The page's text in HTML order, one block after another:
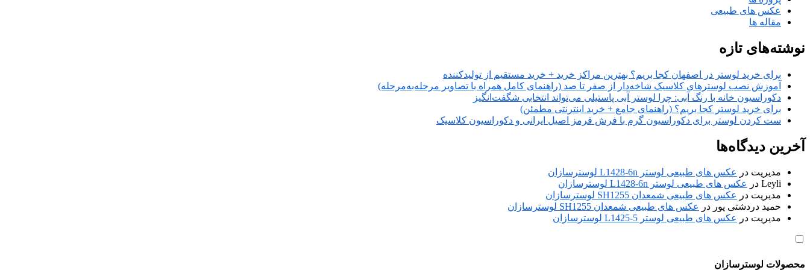
عکس های طبیعی
مقاله ها
نوشته‌های تازه
برای خرید لوستر در اصفهان کجا بریم؟ بهترین مراکز خرید + خرید مستقیم از تولیدکننده
آموزش نصب لوسترهای کلاسیک شاخه‌دار از صفر تا صد (راهنمای کامل همراه با تصاویر مرحله‌به‌مرحله)
دکوراسیون خانه با رنگ آبی: چرا لوستر آبی پاستیلی می‌تواند انتخابی شگفت‌انگیز
برای خرید لوستر کجا بریم؟ (راهنمای جامع + خرید اینترنتی مطمئن)
ست کردن لوستر برای دکوراسیون گرم با فرش قرمز اصیل ایرانی و دکوراسیون کلاسیک
آخرین دیدگاه‌ها
مدیریت در
عکس های طبیعی لوستر L1428-6n لوسترسازان
Leyli در
عکس های طبیعی لوستر L1428-6n لوسترسازان
مدیریت در
عکس های طبیعی شمعدان SH1255 لوسترسازان
حمید دردشتی پور در
عکس های طبیعی شمعدان SH1255 لوسترسازان
مدیریت در عکس های طبیعی لوستر L1425-5 لوسترسازان
محصولات لوسترسازان